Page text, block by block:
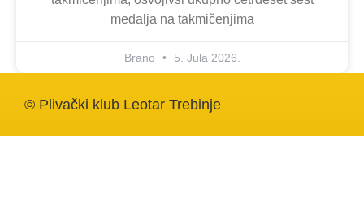
medalja na takmičenjima
Brano 5. Jula 2026.
© Plivački klub Leotar Trebinje